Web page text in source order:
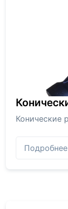
Конические
Подробнее